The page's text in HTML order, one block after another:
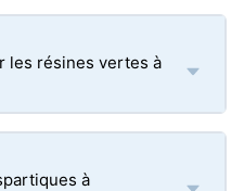
les résines vertes à
à